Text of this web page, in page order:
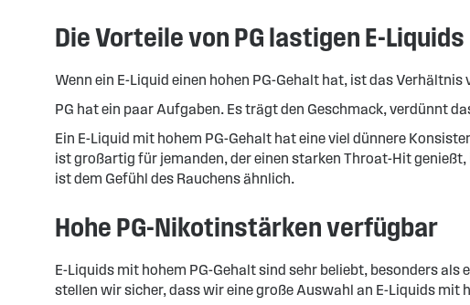
Die Vorteile von PG lastigen E-Liquids
Wenn ein E-Liquid einen hohen PG-Gehalt hat, ist das
PG hat ein paar Aufgaben. Es trägt den Geschmack, verdünnt
Ein E-Liquid mit hohem PG-Gehalt hat eine viel dünnere
ist großartig für jemanden, der einen starken Throat-Hit
ist dem Gefühl des Rauchens ähnlich.
Hohe PG-Nikotinstärken verfügbar
E-Liquids mit hohem PG-Gehalt sind sehr beliebt, besonders
stellen wir sicher, dass wir eine große Auswahl an E-Liquids mit